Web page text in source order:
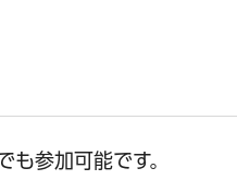
参加可能です。